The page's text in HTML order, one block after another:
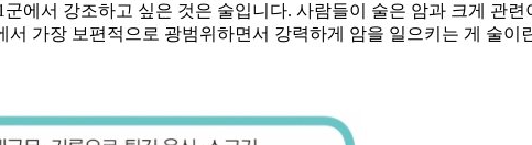
에서 강조하고 싶은 것은 술입니다. 사람들이 술은 암과 크게 관
가장 보편적으로 광범위하면서 강력하게 암을 일으키는 게 술이